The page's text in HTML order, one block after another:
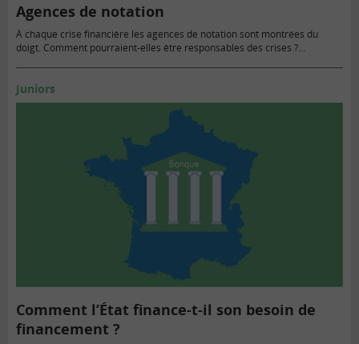
Agences de notation
À chaque crise financière les agences de notation sont montrées du
doigt. Comment pourraient-elles être responsables des crises ?…
Juniors
Comment l’État finance-t-il son besoin de
financement ?